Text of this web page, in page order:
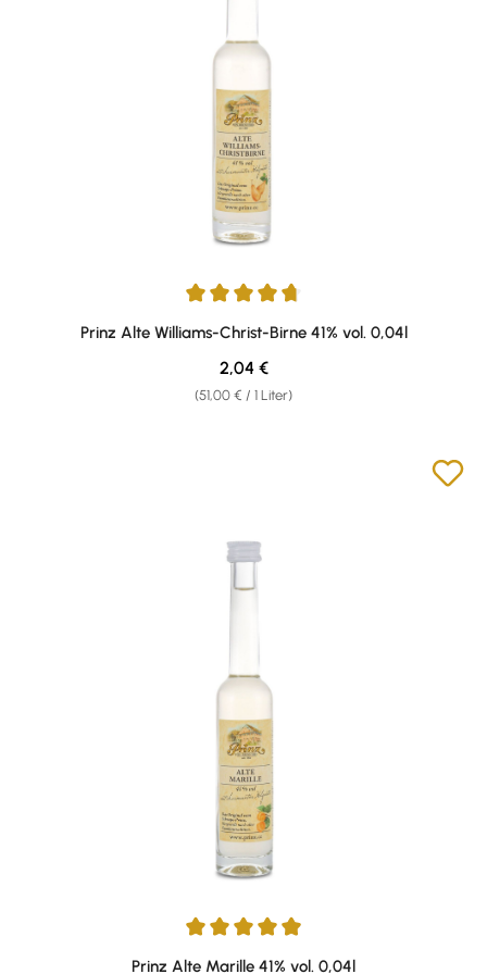
Durchschnittliche Bewertung von 4.75 von 5 Sternen
Prinz Alte Williams-Christ-Birne 41% vol. 0,04l
(51,00 € / 1 Liter)
Regulärer Preis:
2,04 €
Durchschnittliche Bewertung von 4.89 von 5 Sternen
Prinz Alte Marille 41% vol. 0,04l